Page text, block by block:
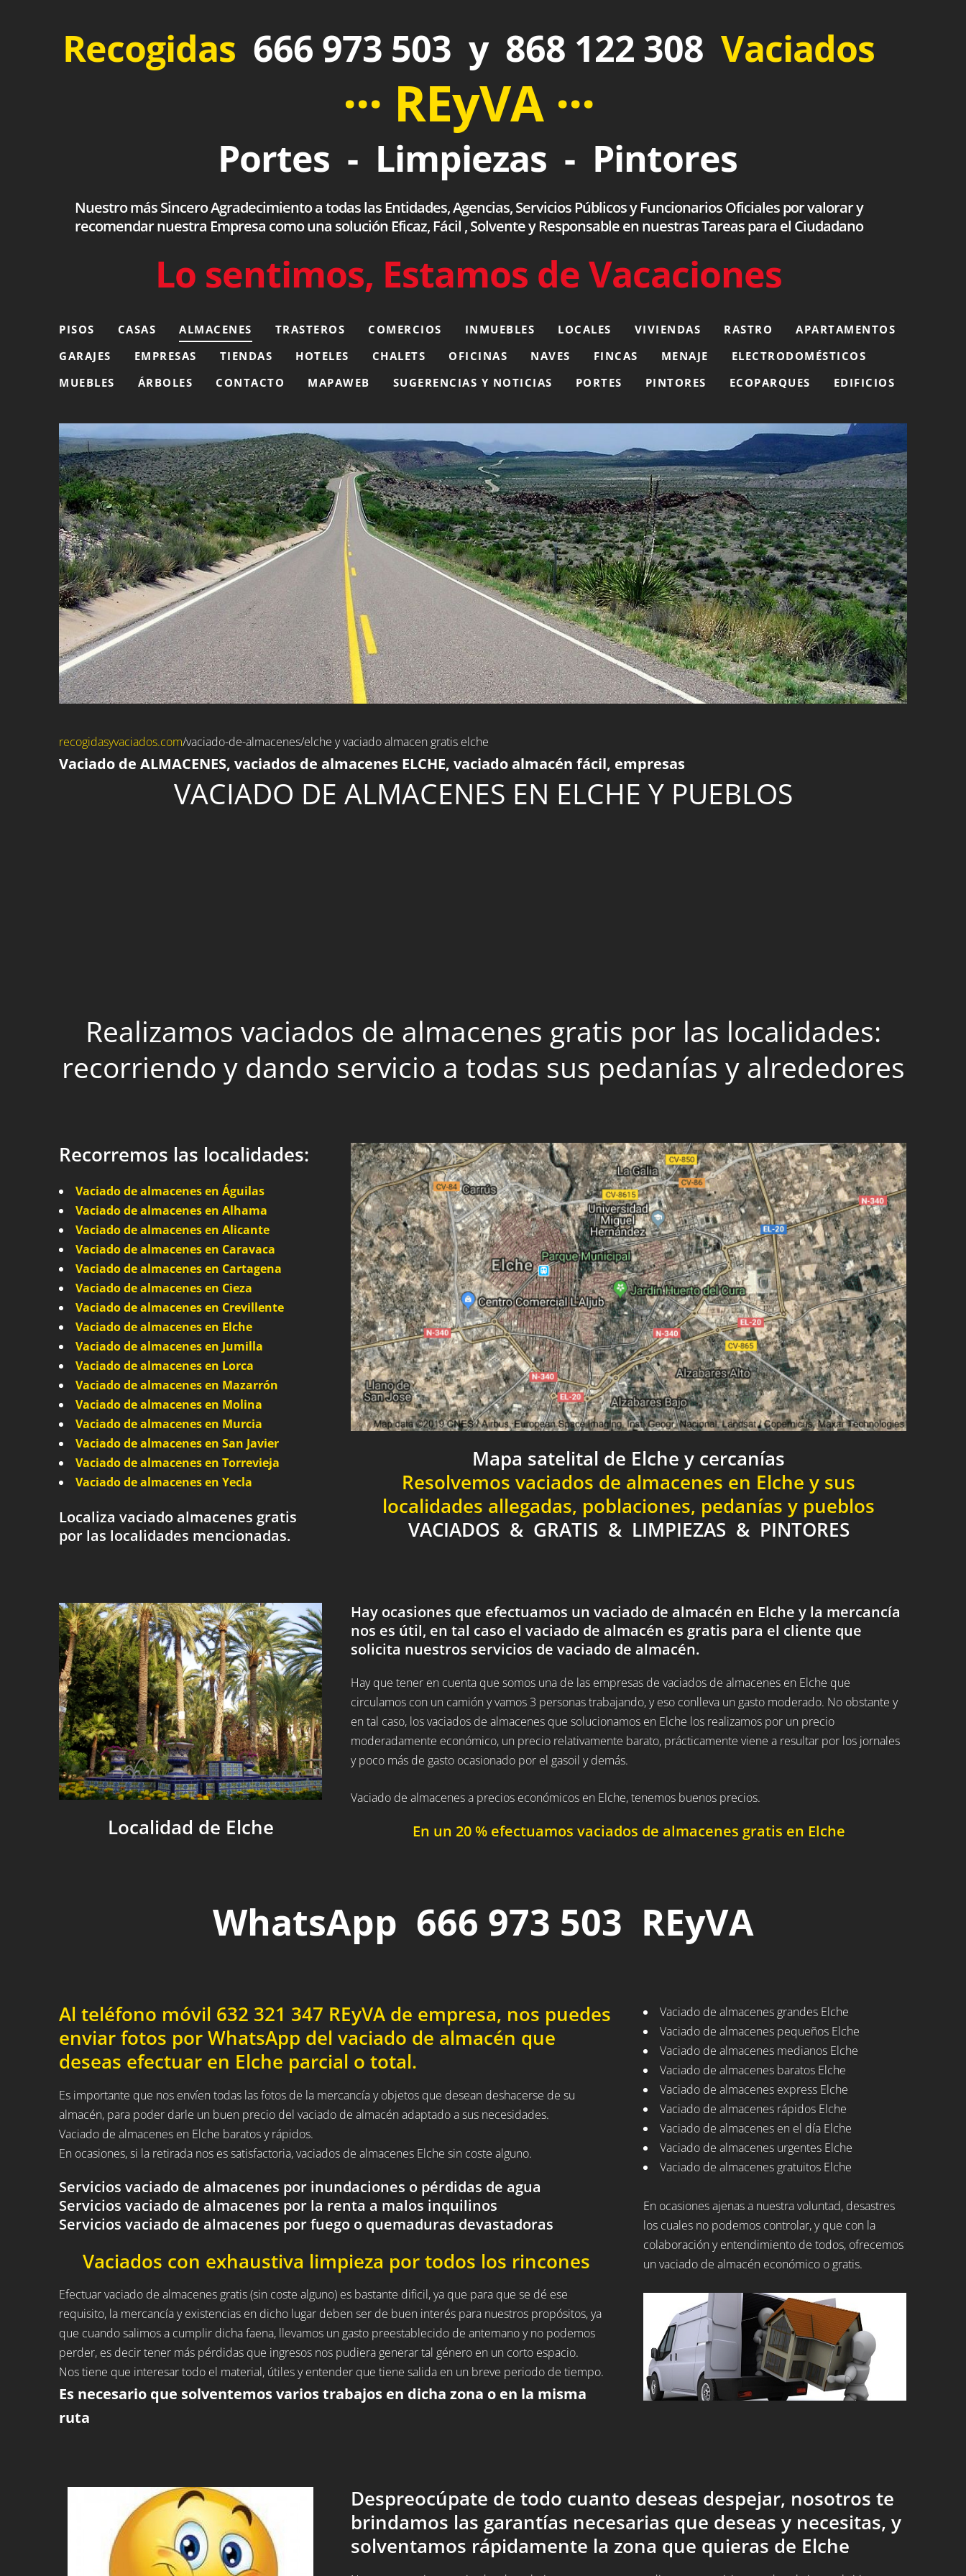
Recogidas 666 973 503 y 868 122 308 Vaciados
··· REyVA ···
Portes - Limpiezas - Pintores
Nuestro más Sincero Agradecimiento a todas las Entidades, Agencias, Servicios Públicos y Funcionarios Oficiales por valorar y
recomendar nuestra Empresa como una solución Eficaz, Fácil , Solvente y Responsable en nuestras Tareas para el Ciudadano
Lo sentimos, Estamos de Vacaciones
PISOS CASAS ALMACENES TRASTEROS COMERCIOS INMUEBLES LOCALES VIVIENDAS RASTRO
APARTAMENTOS
GARAJES
EMPRESAS TIENDAS HOTELES CHALETS OFICINAS NAVES FINCAS MENAJE
ELECTRODOMÉSTICOS
MUEBLES
ÁRBOLES CONTACTO MAPAWEB SUGERENCIAS Y NOTICIAS PORTES PINTORES ECOPARQUES EDIFICIOS
recogidasyvaciados.com/vaciado-de-almacenes/elche y vaciado almacen gratis elche
Vaciado de ALMACENES, vaciados de almacenes ELCHE, vaciado almacén fácil, empresas
VACIADO DE ALMACENES EN ELCHE Y PUEBLOS
Realizamos vaciados de almacenes gratis por las localidades:
recorriendo y dando servicio a todas sus pedanías y alrededores
Recorremos las localidades:
Vaciado de almacenes en Águilas
Vaciado de almacenes en Alhama
Vaciado de almacenes en Alicante
Vaciado de almacenes en Caravaca
Vaciado de almacenes en Cartagena
Vaciado de almacenes en Cieza
Vaciado de almacenes en Crevillente
Vaciado de almacenes en Elche
Vaciado de almacenes en Jumilla
Vaciado de almacenes en Lorca
Vaciado de almacenes en Mazarrón
Vaciado de almacenes en Molina
Vaciado de almacenes en Murcia
Vaciado de almacenes en San Javier
Vaciado de almacenes en Torrevieja
Vaciado de almacenes en Yecla
Localiza vaciado almacenes gratis
por las localidades mencionadas.
Mapa satelital de Elche y cercanías
Resolvemos vaciados de almacenes en Elche y sus
localidades allegadas, poblaciones, pedanías y pueblos
VACIADOS & GRATIS & LIMPIEZAS & PINTORES
Localidad de Elche
Hay ocasiones que efectuamos un vaciado de almacén en Elche y la mercancía
nos es útil, en tal caso el vaciado de almacén es gratis para el cliente que
solicita nuestros servicios de vaciado de almacén.
Hay que tener en cuenta que somos una de las empresas de vaciados de almacenes en Elche que
circulamos con un camión y vamos 3 personas trabajando, y eso conlleva un gasto moderado. No obstante y
en tal caso, los vaciados de almacenes que solucionamos en Elche los realizamos por un precio
moderadamente económico, un precio relativamente barato, prácticamente viene a resultar por los jornales
y poco más de gasto ocasionado por el gasoil y demás.
Vaciado de almacenes a precios económicos en Elche, tenemos buenos precios.
En un 20 % efectuamos vaciados de almacenes gratis en Elche
WhatsApp 666 973 503 REyVA
Al teléfono móvil 632 321 347 REyVA de empresa, nos puedes
enviar fotos por WhatsApp del vaciado de almacén que
deseas efectuar en Elche parcial o total.
Es importante que nos envíen todas las fotos de la mercancía y objetos que desean deshacerse de su
almacén, para poder darle un buen precio del vaciado de almacén adaptado a sus necesidades.
Vaciado de almacenes en Elche baratos y rápidos.
En ocasiones, si la retirada nos es satisfactoria, vaciados de almacenes Elche sin coste alguno.
Servicios vaciado de almacenes por inundaciones o pérdidas de agua
Servicios vaciado de almacenes por la renta a malos inquilinos
Servicios vaciado de almacenes por fuego o quemaduras devastadoras
Vaciados con exhaustiva limpieza por todos los rincones
Efectuar vaciado de almacenes gratis (sin coste alguno) es bastante dificil, ya que para que se dé ese
requisito, la mercancía y existencias en dicho lugar deben ser de buen interés para nuestros propósitos, ya
que cuando salimos a cumplir dicha faena, llevamos un gasto preestablecido de antemano y no podemos
perder, es decir tener más pérdidas que ingresos nos pudiera generar tal género en un corto espacio.
Nos tiene que interesar todo el material, útiles y entender que tiene salida en un breve periodo de tiempo.
Es necesario que solventemos varios trabajos en dicha zona o en la misma
ruta
Vaciado de almacenes grandes Elche
Vaciado de almacenes pequeños Elche
Vaciado de almacenes medianos Elche
Vaciado de almacenes baratos Elche
Vaciado de almacenes express Elche
Vaciado de almacenes rápidos Elche
Vaciado de almacenes en el día Elche
Vaciado de almacenes urgentes Elche
Vaciado de almacenes gratuitos Elche
En ocasiones ajenas a nuestra voluntad, desastres
los cuales no podemos controlar, y que con la
colaboración y entendimiento de todos, ofrecemos
un vaciado de almacén económico o gratis.
Despreocúpate de todo cuanto deseas despejar, nosotros te
brindamos las garantías necesarias que deseas y necesitas, y
solventamos rápidamente la zona que quieras de Elche